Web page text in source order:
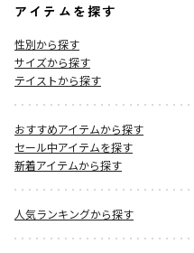
アイテムを探す
性別から探す
サイズから探す
テイストから探す
おすすめアイテムから探す
セール中アイテムを探す
新着アイテムから探す
人気ランキングから探す